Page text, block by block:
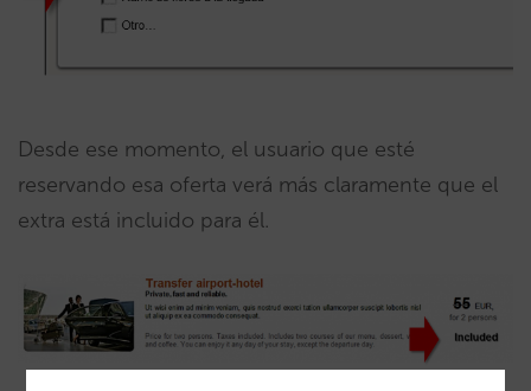
Desde ese momento, el usuario que esté
reservando esa oferta verá más claramente que el
extra está incluido para él.